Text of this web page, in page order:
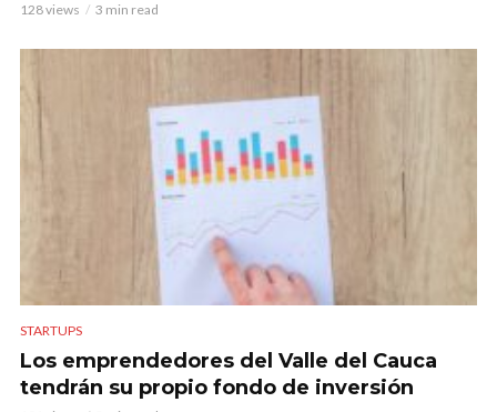
128 views 3 min read
STARTUPS
Los emprendedores del Valle del Cauca
tendrán su propio fondo de inversión